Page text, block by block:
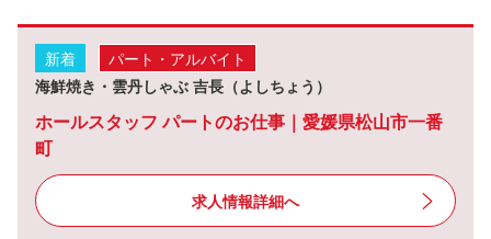
新着
パート・アルバイト
海鮮焼き・雲丹しゃぶ 吉長（よしちょう）
ホールスタッフ パートのお仕事｜愛媛県松山市一番
町
求人情報詳細へ